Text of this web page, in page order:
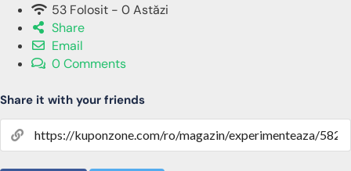
53 Folosit - 0 Astăzi
Share
Email
0 Comments
Share it with your friends